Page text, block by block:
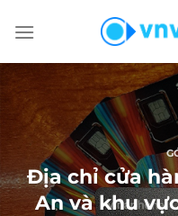
đến
Địa chỉ cửa
An và khu